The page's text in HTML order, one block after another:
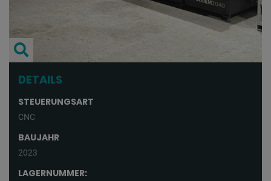
DETAILS
STEUERUNGSART
CNC
BAUJAHR
2023
LAGERNUMMER: